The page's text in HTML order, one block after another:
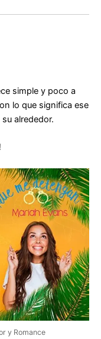
simple y poco a
lo que significa ese
alrededor.
y Romance